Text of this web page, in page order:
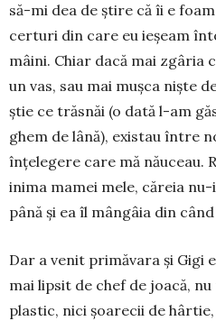
să-mi dea de știre că îi e
certuri din care eu ieșeam
mâini. Chiar dacă mai zgâria
un vas, sau mai mușca niște
știe ce trăsnăi (o dată l-am
ghem de lână), existau între
înțelegere care mă năuceau.
inima mamei mele, căreia
până și ea îl mângâia din
Dar a venit primăvara și Gigi
mai lipsit de chef de joacă,
plastic, nici șoa­recii de